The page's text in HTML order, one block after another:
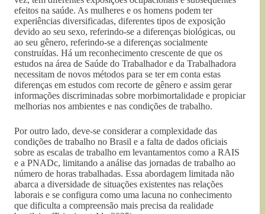
efeitos na saúde. As mulheres e os homens podem ter
experiências diversificadas, diferentes tipos de exposição
devido ao seu sexo, referindo-se a diferenças biológicas, ou
ao seu gênero, referindo-se a diferenças socialmente
construídas. Há um reconhecimento crescente de que os
estudos na área de Saúde do Trabalhador e da Trabalhadora
necessitam de novos métodos para se ter em conta estas
diferenças em estudos com recorte de gênero e assim gerar
informações discriminadas sobre morbimortalidade e propiciar
melhorias nos ambientes e nas condições de trabalho.
Por outro lado, deve-se considerar a complexidade das
condições de trabalho no Brasil e a falta de dados oficiais
sobre as escalas de trabalho em levantamentos como a RAIS
e a PNADc, limitando a análise das jornadas de trabalho ao
número de horas trabalhadas. Essa abordagem limitada não
abarca a diversidade de situações existentes nas relações
laborais e se configura como uma lacuna no conhecimento
que dificulta a compreensão mais precisa da realidade